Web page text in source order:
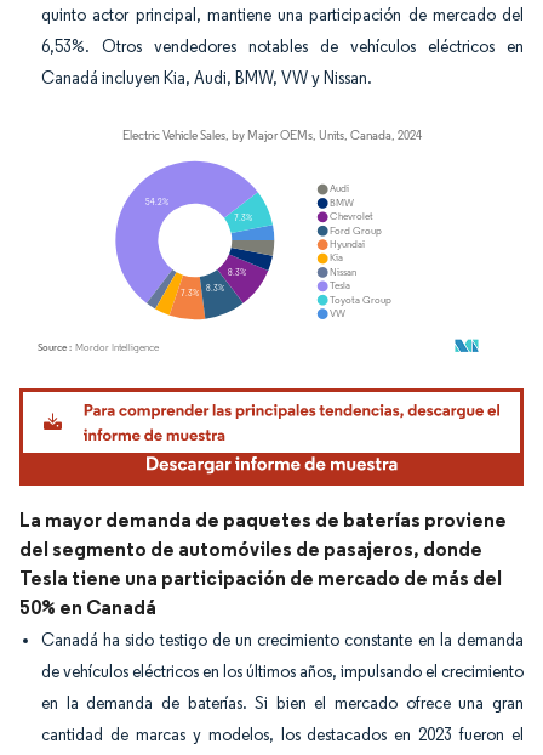
quinto actor principal, mantiene una participación de mercado del
6,53%. Otros vendedores notables de vehículos eléctricos en
Canadá incluyen Kia, Audi, BMW, VW y Nissan.
Imagen © Mordor Intelligence. El uso requiere atribución según CC BY 4.0.
La mayor demanda de paquetes de baterías proviene
del segmento de automóviles de pasajeros, donde
Tesla tiene una participación de mercado de más del
50% en Canadá
Canadá ha sido testigo de un crecimiento constante en la demanda
de vehículos eléctricos en los últimos años, impulsando el crecimiento
en la demanda de baterías. Si bien el mercado ofrece una gran
cantidad de marcas y modelos, los destacados en 2023 fueron el